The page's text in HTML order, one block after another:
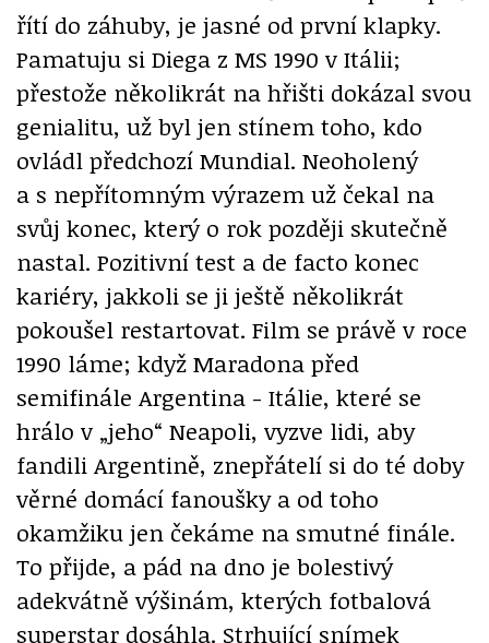
řítí do záhuby, je jasné od první klapky.
Pamatuju si Diega z MS 1990 v Itálii;
přestože několikrát na hřišti dokázal svou
genialitu, už byl jen stínem toho, kdo
ovládl předchozí Mundial. Neoholený
a s nepřítomným výrazem už čekal na
svůj konec, který o rok později skutečně
nastal. Pozitivní test a de facto konec
kariéry, jakkoli se ji ještě několikrát
pokoušel restartovat. Film se právě v roce
1990 láme; když Maradona před
semifinále Argentina - Itálie, které se
hrálo v „jeho“ Neapoli, vyzve lidi, aby
fandili Argentině, znepřátelí si do té doby
věrné domácí fanoušky a od toho
okamžiku jen čekáme na smutné finále.
To přijde, a pád na dno je bolestivý
adekvátně výšinám, kterých fotbalová
superstar dosáhla. Strhující snímek